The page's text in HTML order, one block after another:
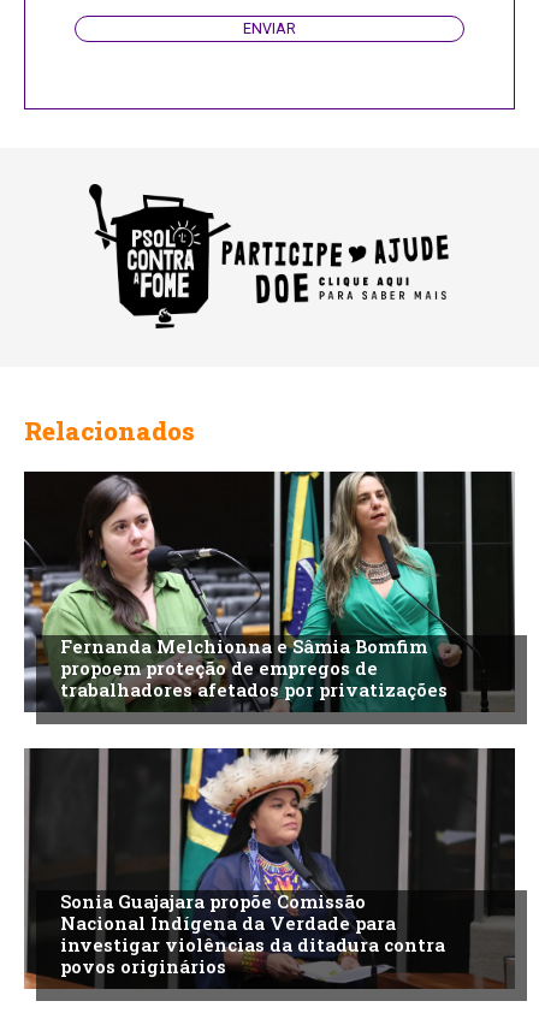
ENVIAR
Relacionados
Fernanda Melchionna e Sâmia Bomfim
propoem proteção de empregos de
trabalhadores afetados por privatizações
Sonia Guajajara propõe Comissão
Nacional Indígena da Verdade para
investigar violências da ditadura contra
povos originários